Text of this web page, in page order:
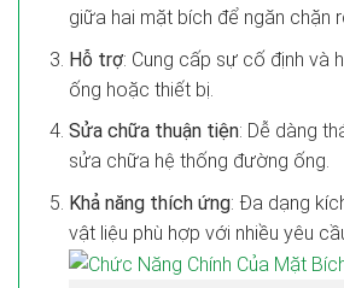
giữa hai mặt bích để ngăn chặn
Hỗ trợ: Cung cấp sự cố định và
ống hoặc thiết bị.
Sửa chữa thuận tiện: Dễ dàng
sửa chữa hệ thống đường ống.
Khả năng thích ứng: Đa dạng
vật liệu phù hợp với nhiều yêu